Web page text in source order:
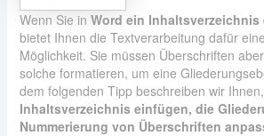
Wenn Sie in Word ein Inhaltsverzeichnis
bietet Ihnen die Textverarbeitung dafür
Möglichkeit. Sie müssen Überschriften
solche formatieren, um eine
dem folgenden Tipp beschreiben wir
Inhaltsverzeichnis einfügen, die
Nummerierung von Überschriften